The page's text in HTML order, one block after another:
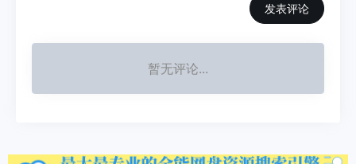
发表评论
暂无评论...